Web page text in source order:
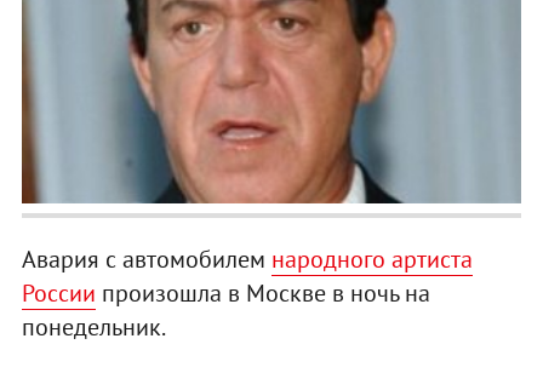
Авария с автомобилем народного артиста
России произошла в Москве в ночь на
понедельник.